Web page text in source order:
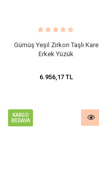
Gümüş Yeşil Zirkon Taşlı Kare
Erkek Yüzük
6.956,17 TL
KARGO
BEDAVA